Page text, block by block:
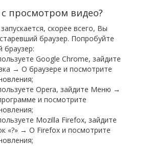
просмотром видео?
скорее всего, Вы
браузер. Попробуйте
браузер:
Google Chrome, зайдите
→ О браузере и посмотрите
Opera, зайдите Меню →
и посмотрите
Mozilla Firefox, зайдите
«?» → О Firefox и посмотрите